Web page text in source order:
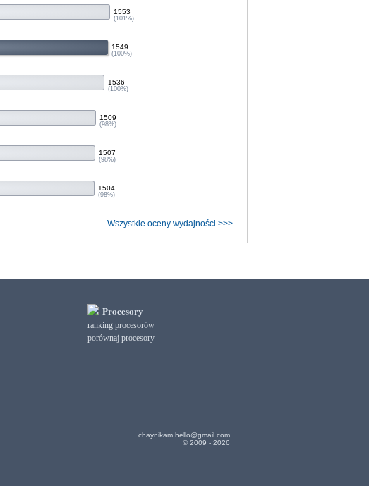
1553
(101%)
1549
(100%)
1536
(100%)
1509
(98%)
1507
(98%)
1504
(98%)
Wszystkie oceny wydajności >>>
Procesory
ranking procesorów
porównaj procesory
chaynikam.hello@gmail.com
© 2009 - 2026